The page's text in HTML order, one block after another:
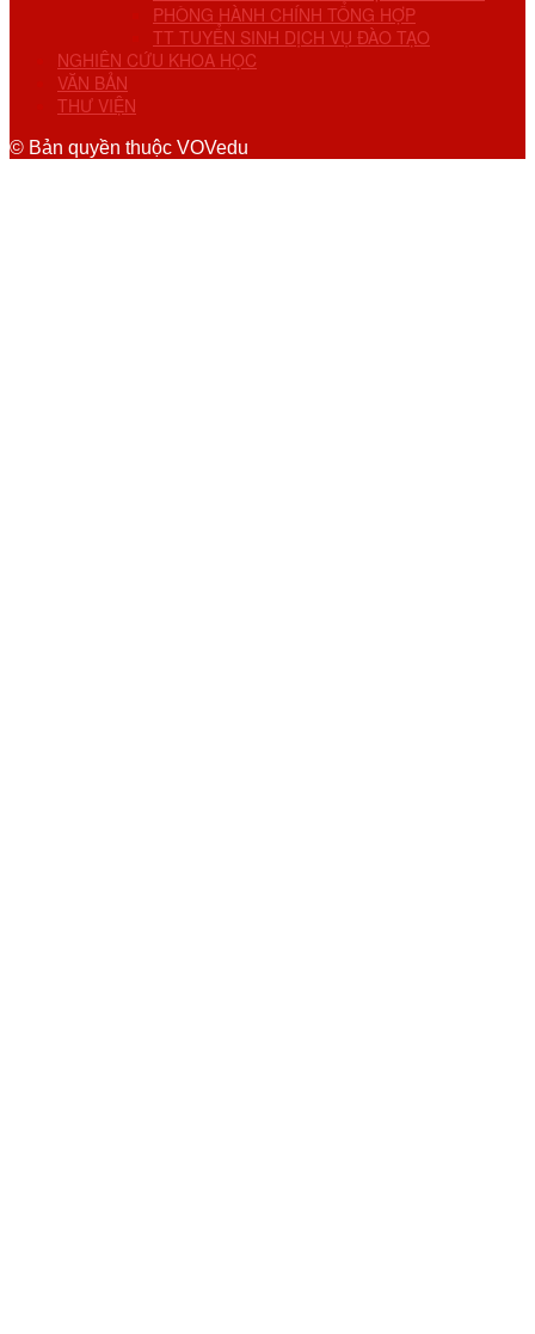
PHÒNG HÀNH CHÍNH TỔNG HỢP
TT TUYỂN SINH DỊCH VỤ ĐÀO TẠO
NGHIÊN CỨU KHOA HỌC
VĂN BẢN
THƯ VIỆN
© Bản quyền thuộc VOVedu